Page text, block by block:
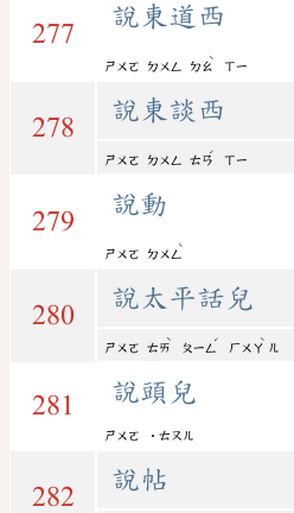
277
說東道西
ㄕㄨㄛ ㄉㄨㄥ ㄉㄠ
ˋ
ㄒㄧ
278
說東談西
ㄕㄨㄛ ㄉㄨㄥ ㄊㄢ
ˊ
ㄒㄧ
279
說動
ㄕㄨㄛ ㄉㄨㄥ
ˋ
280
說太平話兒
ㄕㄨㄛ ㄊㄞ
ˋ
ㄆㄧㄥ
ˊ
ㄏㄨㄚ
ˋ
ㄦ
281 說頭兒
ㄕㄨㄛ ˙ㄊㄡㄦ
282
說帖